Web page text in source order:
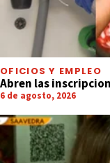
OFICIOS Y EMPLEO
Abren las
6 de agosto, 2026